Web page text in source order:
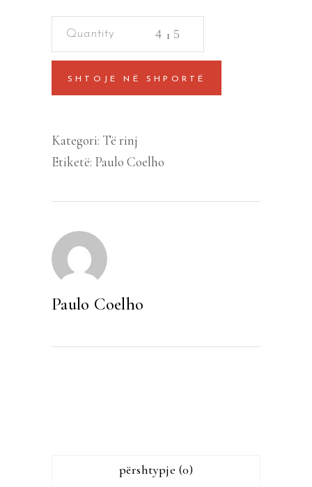
zonjusha
Prym
SHTOJE NË SHPORTË
Kategori: Të rinj
Etiketë: Paulo Coelho
Paulo Coelho
përshtypje (0)